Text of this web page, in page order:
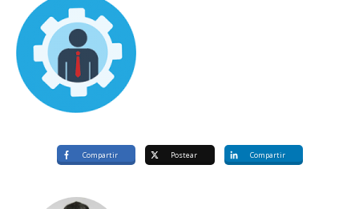
Compartir Postear Compartir